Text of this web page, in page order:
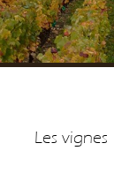
Les vignes